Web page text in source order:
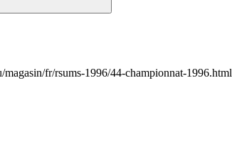
fr/rsums-1996/44-championnat-1996.html